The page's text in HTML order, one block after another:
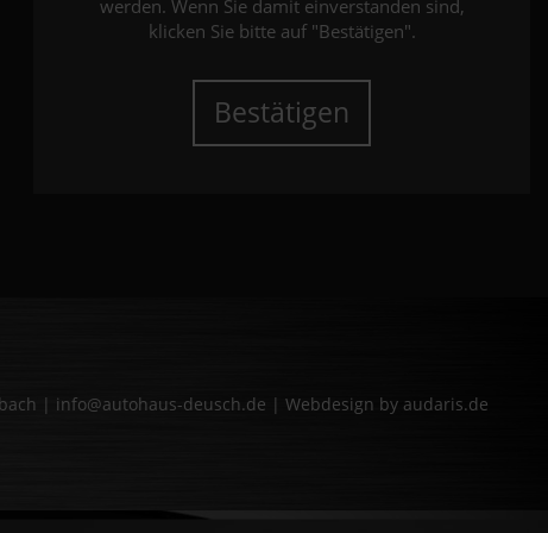
werden. Wenn Sie damit einverstanden sind,
klicken Sie bitte auf "Bestätigen".
Bestätigen
| info@autohaus-deusch.de | Webdesign by audaris.de